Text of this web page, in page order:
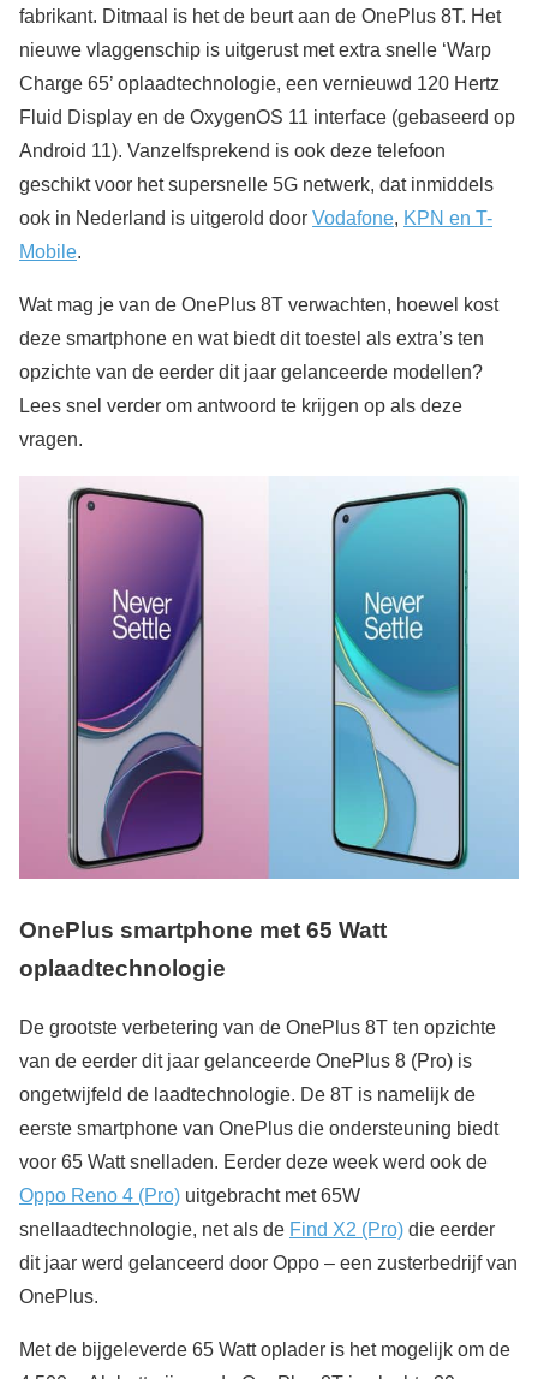
fabrikant. Ditmaal is het de beurt aan de OnePlus 8T. Het
nieuwe vlaggenschip is uitgerust met extra snelle ‘Warp
Charge 65’ oplaadtechnologie, een vernieuwd 120 Hertz
Fluid Display en de OxygenOS 11 interface (gebaseerd op
Android 11). Vanzelfsprekend is ook deze telefoon
geschikt voor het supersnelle 5G netwerk, dat inmiddels
ook in Nederland is uitgerold door Vodafone, KPN en T-
Mobile.
Wat mag je van de OnePlus 8T verwachten, hoewel kost
deze smartphone en wat biedt dit toestel als extra’s ten
opzichte van de eerder dit jaar gelanceerde modellen?
Lees snel verder om antwoord te krijgen op als deze
vragen.
OnePlus smartphone met 65 Watt
oplaadtechnologie
De grootste verbetering van de OnePlus 8T ten opzichte
van de eerder dit jaar gelanceerde OnePlus 8 (Pro) is
ongetwijfeld de laadtechnologie. De 8T is namelijk de
eerste smartphone van OnePlus die ondersteuning biedt
voor 65 Watt snelladen. Eerder deze week werd ook de
Oppo Reno 4 (Pro) uitgebracht met 65W
snellaadtechnologie, net als de Find X2 (Pro) die eerder
dit jaar werd gelanceerd door Oppo – een zusterbedrijf van
OnePlus.
Met de bijgeleverde 65 Watt oplader is het mogelijk om de